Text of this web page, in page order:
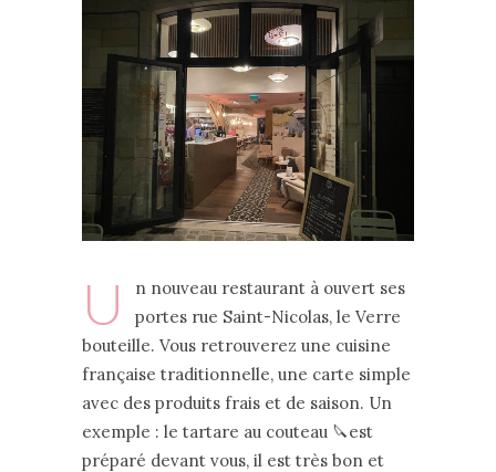
U
n nouveau restaurant à ouvert ses
portes rue Saint-Nicolas, le Verre
bouteille. Vous retrouverez une cuisine
française traditionnelle, une carte simple
avec des produits frais et de saison. Un
exemple : le tartare au couteau 🔪est
préparé devant vous, il est très bon et